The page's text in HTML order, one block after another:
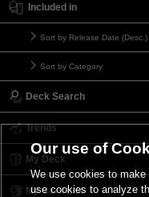
Included in
Sort by Release Date (Desc.)
Sort by Category
Deck Search
Trends
My Deck
My Card List
Our use of
We use cookies to
use cookies to analyze